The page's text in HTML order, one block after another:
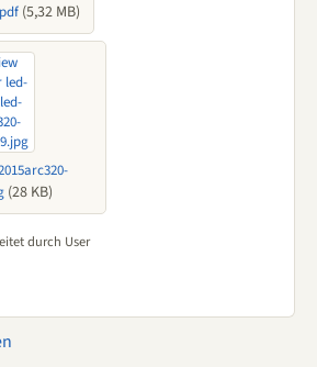
(5,32 MB)
(28 KB)
durch User